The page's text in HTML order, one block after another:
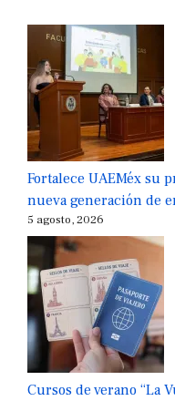
Fortalece UAEMéx su
nueva generación de
5 agosto, 2026
Cursos de verano “La